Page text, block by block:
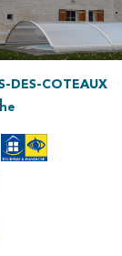
DES-COTEAUX